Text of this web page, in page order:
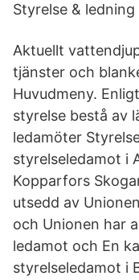
Styrelse &
Aktuellt
tjänster och
Huvudmeny.
styrelse bestå av
ledamöter
styrelseledamot i
Kopparfors
utsedd av
och Unionen har
ledamot och En
styrelseledamot i